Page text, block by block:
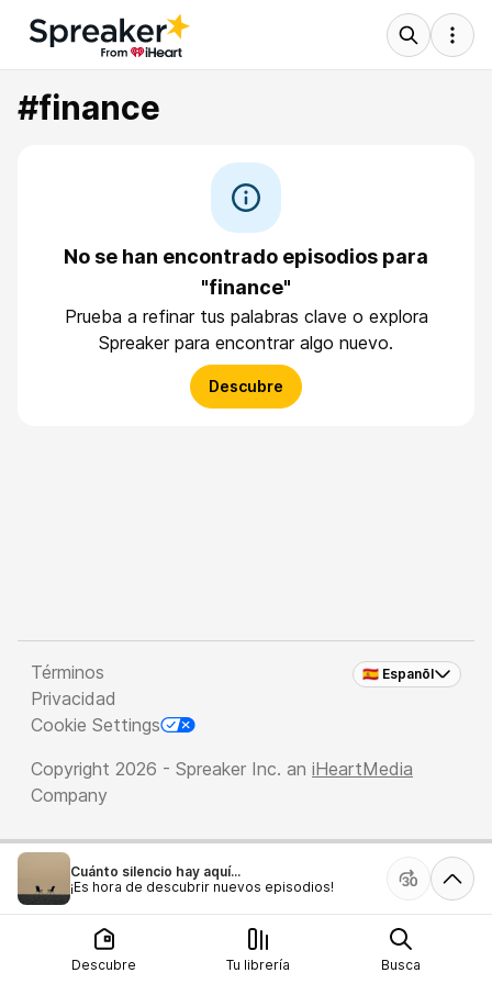
#finance
No se han encontrado episodios para
"finance"
Prueba a refinar tus palabras clave o explora
Spreaker para encontrar algo nuevo.
Descubre
🇪🇸 Espanõl
Términos
Privacidad
Cookie Settings
Copyright 2026 - Spreaker Inc. an iHeartMedia
Company
Cuánto silencio hay aquí...
¡Es hora de descubrir nuevos episodios!
Descubre Tu librería Busca